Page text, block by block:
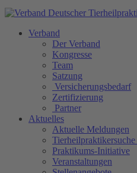
Verband
Der Verband
Kongresse
Team
Satzung
Versicherungsbedarf
Zertifizierung
Partner
Aktuelles
Aktuelle Meldungen
Praktikums-Initiative
Veranstaltungen